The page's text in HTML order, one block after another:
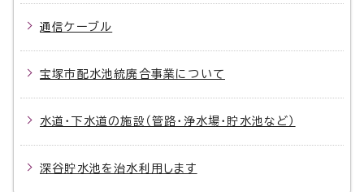
通信ケーブル
宝塚市配水池統廃合事業について
水道・下水道の施設（管路・浄水場・貯水池など）
深谷貯水池を治水利用します